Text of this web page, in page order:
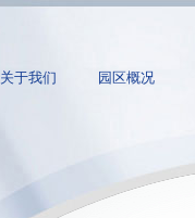
关于我们 园区概况